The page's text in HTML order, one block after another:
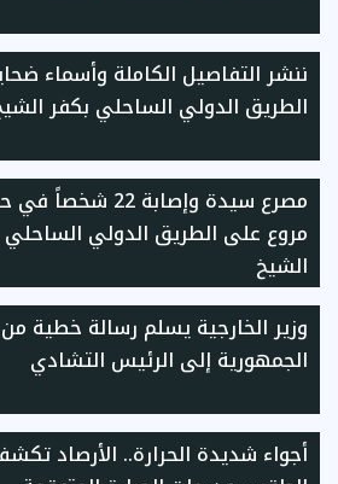
ننشر التفاصيل الكاملة وأسماء
الطريق الدولي الساحلي بكفر
مصرع سيدة وإصابة 22
مروع على الطريق الدولي
الشيخ
وزير الخارجية يسلم رسالة خطية
الجمهورية إلى الرئيس التشادي
أجواء شديدة الحرارة.. الأرصاد